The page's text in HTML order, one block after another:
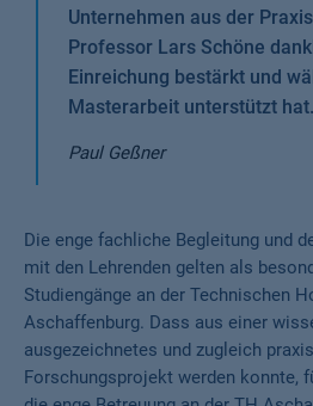
Unternehmen aus der
Professor Lars Schöne
Einreichung bestärkt und
Masterarbeit unterstützt hat.
Paul Geßner
Die enge fachliche Begleitung und
mit den Lehrenden gelten als
Studiengänge an der Technischen
Aschaffenburg. Dass aus einer
ausgezeichnetes und zugleich
Forschungsprojekt werden konnte,